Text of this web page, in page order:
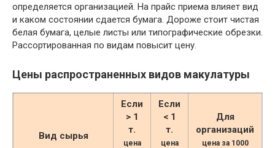
определяется организацией. На прайс приема влияет вид
и каком состоянии сдается бумага. Дороже стоит чистая
белая бумага, целые листы или типографические обрезки.
Рассортированная по видам повысит цену.
Цены распространенных видов макулатуры
Вид сырья
Если
> 1
т.
цена
Если
< 1
т.
цена
Для
организаций
цена за 1000